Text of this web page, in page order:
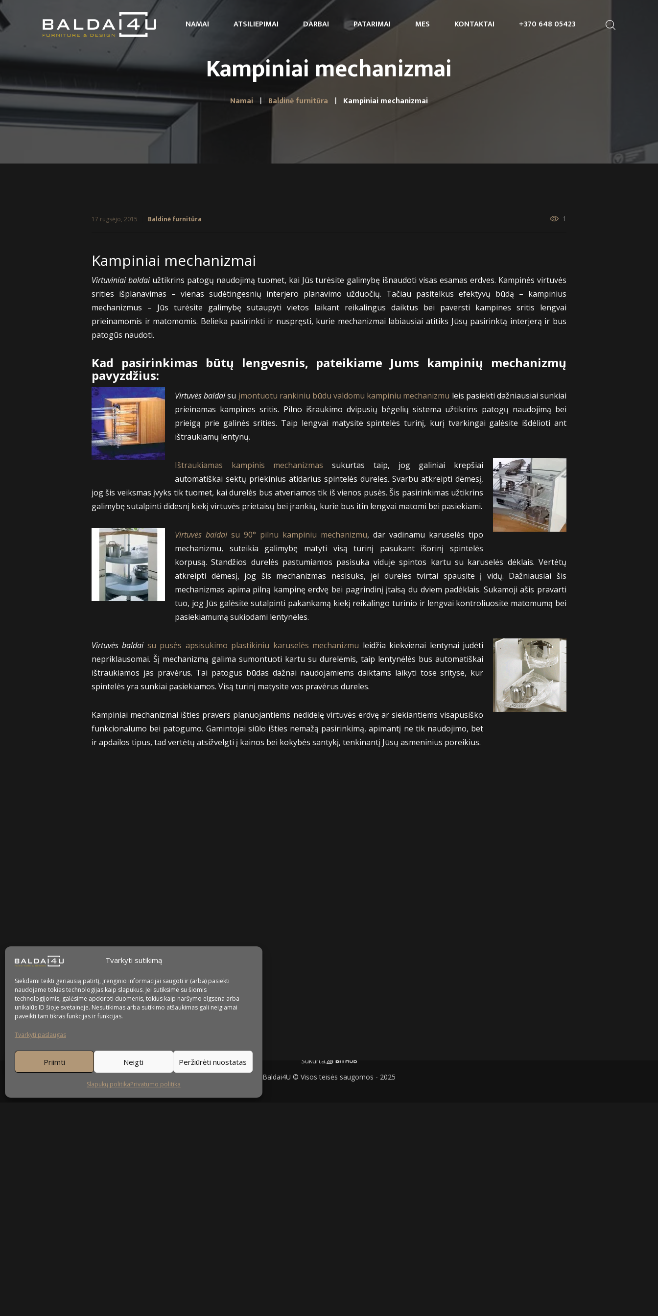
Tvarkyti sutikimą
Siekdami teikti geriausią patirtį, įrenginio informacijai saugoti ir (arba) pasiekti
naudojame tokias technologijas kaip slapukus. Jei sutiksime su šiomis
technologijomis, galėsime apdoroti duomenis, tokius kaip naršymo elgsena arba
unikalūs ID šioje svetainėje. Nesutikimas arba sutikimo atšaukimas gali neigiamai
paveikti tam tikras funkcijas ir funkcijas.
Tvarkyti paslaugas
Priimti Neigti Peržiūrėti nuostatas
Slapukų politikaPrivatumo politika
NAMAI ATSILIEPIMAI DARBAI PATARIMAI MES KONTAKTAI +370 648 05423
Kampiniai mechanizmai
Namai Baldinė furnitūra Kampiniai mechanizmai
17 rugsėjo, 2015 Baldinė furnitūra 1
Kampiniai mechanizmai
Virtuviniai baldaiužtikrins patogų naudojimą tuomet, kai Jūs turėsite galimybę išnaudoti visas esamas erdves. Kampinės virtuvės
srities išplanavimas – vienas sudėtingesnių interjero planavimo užduočių. Tačiau pasitelkus efektyvų būdą – kampinius
mechanizmus – Jūs turėsite galimybę sutaupyti vietos laikant reikalingus daiktus bei paversti kampines sritis lengvai
prieinamomis ir matomomis. Belieka pasirinkti ir nuspręsti, kurie mechanizmai labiausiai atitiks Jūsų pasirinktą interjerą ir bus
patogūs naudoti.
Kad pasirinkimas būtų lengvesnis, pateikiame Jums kampinių mechanizmų
pavyzdžius:
Virtuvės baldaisu įmontuotu rankiniu būdu valdomu kampiniu mechanizmu leis pasiekti dažniausiai sunkiai
prieinamas kampines sritis. Pilno išraukimo dvipusių bėgelių sistema užtikrins patogų naudojimą bei
prieigą prie galinės srities. Taip lengvai matysite spintelės turinį, kurį tvarkingai galėsite išdėlioti ant
ištraukiamų lentynų.
Ištraukiamas kampinis mechanizmas sukurtas taip, jog galiniai krepšiai
automatiškai sektų priekinius atidarius spintelės dureles. Svarbu atkreipti dėmesį,
jog šis veiksmas įvyks tik tuomet, kai durelės bus atveriamos tik iš vienos pusės. Šis pasirinkimas užtikrins
galimybę sutalpinti didesnį kiekį virtuvės prietaisų bei įrankių, kurie bus itin lengvai matomi bei pasiekiami.
Virtuvės baldai su 90° pilnu kampiniu mechanizmu, dar vadinamu karuselės tipo
mechanizmu, suteikia galimybę matyti visą turinį pasukant išorinį spintelės
korpusą. Standžios durelės pastumiamos pasisuka viduje spintos kartu su karuselės dėklais. Vertėtų
atkreipti dėmesį, jog šis mechanizmas nesisuks, jei dureles tvirtai spausite į vidų. Dažniausiai šis
mechanizmas apima pilną kampinę erdvę bei pagrindinį įtaisą du dviem padėklais. Sukamoji ašis pravarti
tuo, jog Jūs galėsite sutalpinti pakankamą kiekį reikalingo turinio ir lengvai kontroliuosite matomumą bei
pasiekiamumą sukiodami lentynėles.
Virtuvės baldai su pusės apsisukimo plastikiniu karuselės mechanizmu leidžia kiekvienai lentynai judėti
nepriklausomai. Šį mechanizmą galima sumontuoti kartu su durelėmis, taip lentynėlės bus automatiškai
ištraukiamos jas pravėrus. Tai patogus būdas dažnai naudojamiems daiktams laikyti tose srityse, kur
spintelės yra sunkiai pasiekiamos. Visą turinį matysite vos pravėrus dureles.
Kampiniai mechanizmai išties pravers planuojantiems nedidelę virtuvės erdvę ar siekiantiems visapusiško
funkcionalumo bei patogumo. Gamintojai siūlo išties nemažą pasirinkimą, apimantį ne tik naudojimo, bet
ir apdailos tipus, tad vertėtų atsižvelgti į kainos bei kokybės santykį, tenkinantį Jūsų asmeninius poreikius.
Privatumo politika
Slapukų politika
Sukurta:
Baldai4U © Visos teisės saugomos - 2025